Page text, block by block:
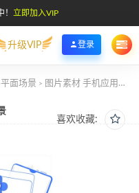
立即加入VIP
升级VIP 登录
面场景 > 图片素材 手机应用安装插画扁平场景
喜欢收藏: